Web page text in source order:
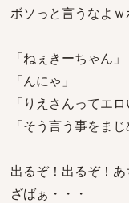
ボソっと言うなよｗ
「ねぇきーちゃん」
「んにゃ」
「りえさんってエロ
「そう言う事をま
出るぞ！出るぞ！あ
ざばぁ・・・